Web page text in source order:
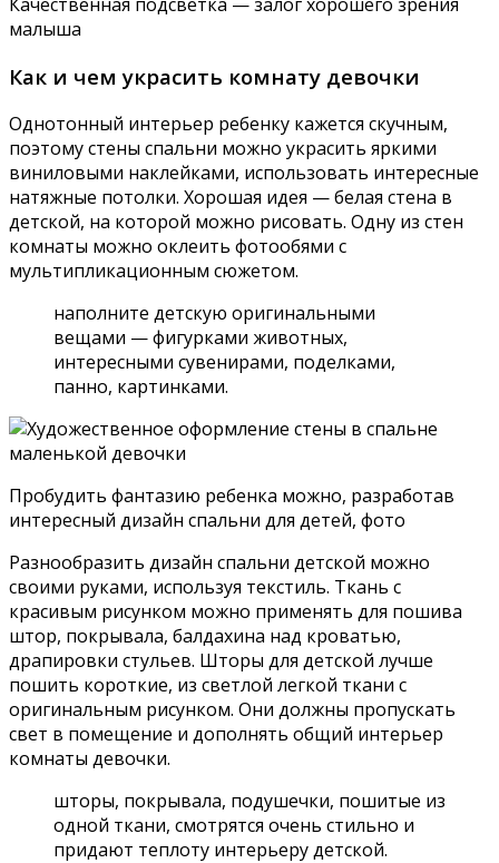
малыша
Как и чем украсить комнату девочки
Однотонный интерьер ребенку кажется скучным,
поэтому стены спальни можно украсить яркими
виниловыми наклейками, использовать интересные
натяжные потолки. Хорошая идея — белая стена в
детской, на которой можно рисовать. Одну из стен
комнаты можно оклеить фотообями с
мультипликационным сюжетом.
наполните детскую оригинальными
вещами — фигурками животных,
интересными сувенирами, поделками,
панно, картинками.
Пробудить фантазию ребенка можно, разработав
интересный дизайн спальни для детей, фото
Разнообразить дизайн спальни детской можно
своими руками, используя текстиль. Ткань с
красивым рисунком можно применять для пошива
штор, покрывала, балдахина над кроватью,
драпировки стульев. Шторы для детской лучше
пошить короткие, из светлой легкой ткани с
оригинальным рисунком. Они должны пропускать
свет в помещение и дополнять общий интерьер
комнаты девочки.
шторы, покрывала, подушечки, пошитые из
одной ткани, смотрятся очень стильно и
придают теплоту интерьеру детской.